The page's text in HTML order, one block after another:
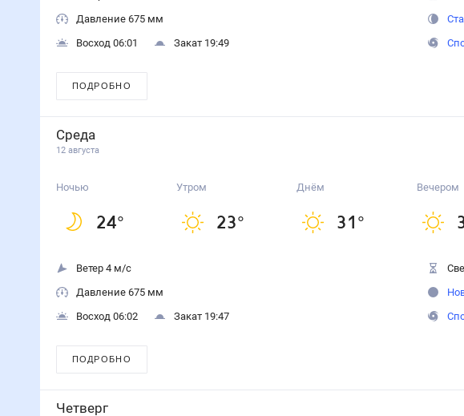
Давление 675 мм
Восход 06:01
Закат 19:49
ПОДРОБНО
Среда
12 августа
Ночью
24°
Утром
23°
Днём
31 °
Вечером
Ветер 4 м/с
Давление 675 мм
Восход 06:02
Закат 19:47
ПОДРОБНО
Четверг